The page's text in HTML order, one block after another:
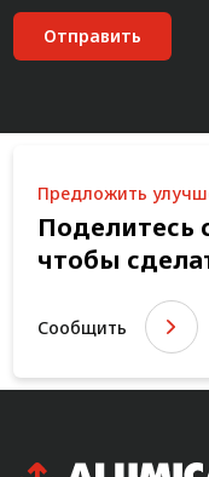
Отправить
Предложить
чтобы
Сообщить